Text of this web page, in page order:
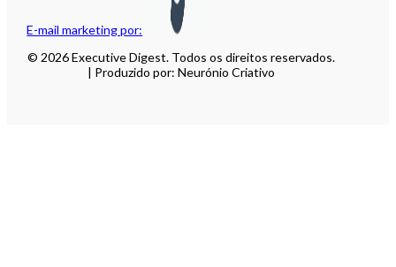
E-mail marketing por:
© 2026 Executive Digest. Todos os direitos reservados.
| Produzido por: Neurónio Criativo